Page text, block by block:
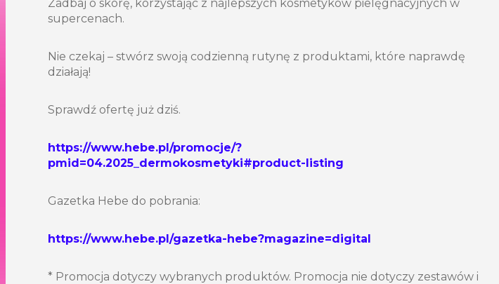
Zadbaj o skórę, korzystając z najlepszych kosmetyków pielęgnacyjnych w
supercenach.
Nie czekaj – stwórz swoją codzienną rutynę z produktami, które naprawdę
działają!
Sprawdź ofertę już dziś.
https://www.hebe.pl/promocje/?
pmid=04.2025_dermokosmetyki#product-listing
Gazetka Hebe do pobrania:
https://www.hebe.pl/gazetka-hebe?magazine=digital
* Promocja dotyczy wybranych produktów. Promocja nie dotyczy zestawów i